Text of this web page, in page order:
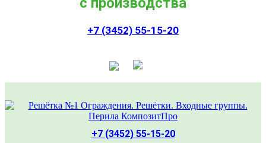
+7 (3452) 55-15-20
+7 (3452) 55-15-20